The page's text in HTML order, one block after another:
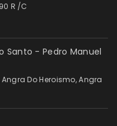
R /C
Santo - Pedro Manuel
Do Heroismo, Angra